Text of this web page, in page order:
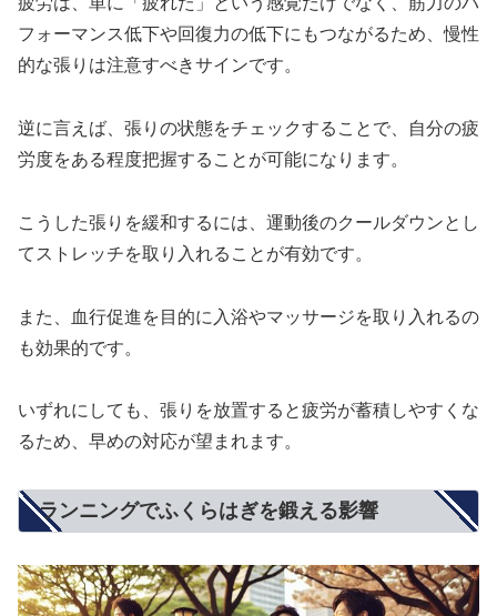
フォーマンス低下や回復力の低下にもつながるため、慢性
的な張りは注意すべきサインです。
逆に言えば、張りの状態をチェックすることで、自分の疲
労度をある程度把握することが可能になります。
こうした張りを緩和するには、運動後のクールダウンとし
てストレッチを取り入れることが有効です。
また、血行促進を目的に入浴やマッサージを取り入れるの
も効果的です。
いずれにしても、張りを放置すると疲労が蓄積しやすくな
るため、早めの対応が望まれます。
ランニングでふくらはぎを鍛える影響